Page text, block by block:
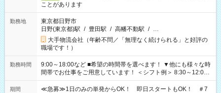
ことがあります
勤務地
東京都日野市
日野(東京都)駅 / 豊田駅 / 高幡不動駅 / …
大手物流会社（年齢不問／「無理なく続けられる」と好評の
職場です！）
勤務時間
9:00～18:00など ■希望の時間帯を選べます！ ▼他にも様々な時
間帯でお仕事をご用意しています！ ＜シフト例＞ 8:30～12:00
17:00～22:00 13:00～22:00 22:00～翌6:00 など
期間
≪急募≫1日のみの単発からOK！ 即日スタートもOK！ ＃7